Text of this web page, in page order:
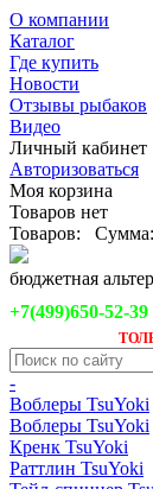
О компании
Каталог
Где купить
Новости
Отзывы рыбаков
Видео
Личный кабинет
Авторизоваться
Моя корзина
Товаров нет
Товаров:
Сумма:
бюджетная
+7(499)650-52-39
-
Воблеры TsuYoki
Воблеры TsuYoki
Кренк TsuYoki
Раттлин TsuYoki